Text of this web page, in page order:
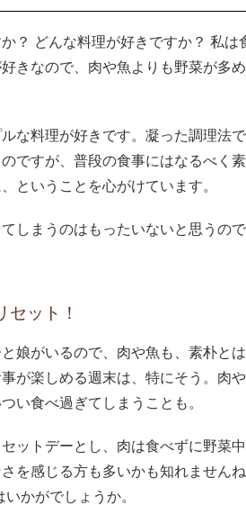
？ どんな料理が好きですか？ 私は
きなので、肉や魚よりも野菜が多
な料理が好きです。凝った調理法
ですが、普段の食事にはなるべく
ということを心がけています。
しまうのはもったいないと思うの
セット！
娘がいるので、肉や魚も、素朴と
が楽しめる週末は、特にそう。肉
い食べ過ぎてしまうことも。
ットデーとし、肉は食べずに野菜
を感じる方も多いかも知れませんね
かがでしょうか。